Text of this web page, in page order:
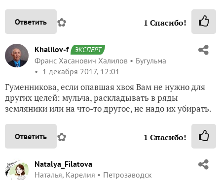
Ответить ✿ 1 Спасибо!
Khalilov-f ЭКСПЕРТ
Франс Хасанович Халилов
Бугульма
1 декабря 2017, 12:01
Гуменникова, если опавшая хвоя Вам не нужно для
других целей: мульча, раскладывать в ряды
земляники или на что-то другое, не надо их убирать.
Ответить ✿ 1 Спасибо!
Natalya_Filatova
Наталья, Карелия
Петрозаводск